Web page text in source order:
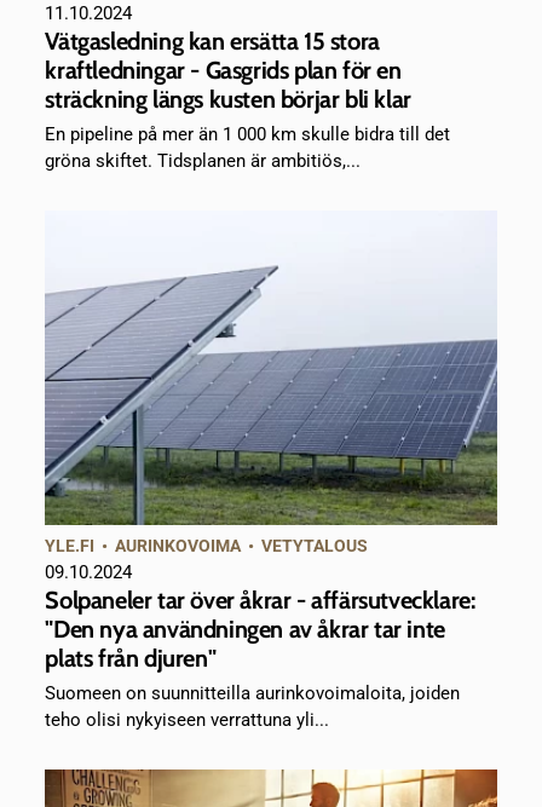
11.10.2024
Vätgasledning kan ersätta 15 stora
kraftledningar - Gasgrids plan för en
sträckning längs kusten börjar bli klar
En pipeline på mer än 1 000 km skulle bidra till det
gröna skiftet. Tidsplanen är ambitiös,...
YLE.FI •AURINKOVOIMA •VETYTALOUS
09.10.2024
Solpaneler tar över åkrar - affärsutvecklare:
"Den nya användningen av åkrar tar inte
plats från djuren"
­Suomeen on suunnitteilla aurinkovoimaloita, joiden
teho olisi nykyiseen verrattuna yli...